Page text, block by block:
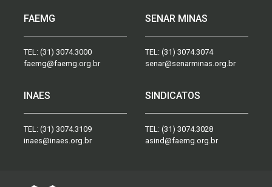
FAEMG
TEL: (31) 3074.3000
faemg@faemg.org.br
SENAR MINAS
TEL: (31) 3074.3074
senar@senarminas.org.br
INAES
TEL: (31) 3074.3109
inaes@inaes.org.br
SINDICATOS
TEL: (31) 3074.3028
asind@faemg.org.br